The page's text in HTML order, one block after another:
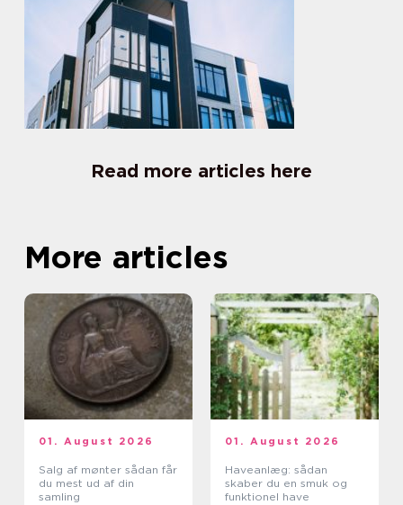
Read more articles here
More articles
01. August 2026
Salg af mønter sådan får
du mest ud af din
samling
01. August 2026
Haveanlæg: sådan
skaber du en smuk og
funktionel have